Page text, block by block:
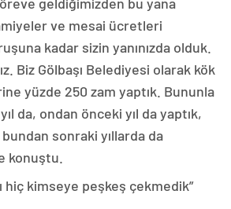
ve mesai ücretleri
kadar sizin yanınızda olduk.
Biz Gölbaşı Belediyesi olarak kök
yüzde 250 zam yaptık. Bununla
da, ondan önceki yıl da yaptık,
sonraki yıllarda da
konuştu.
hiç kimseye peşkeş çekmedik”